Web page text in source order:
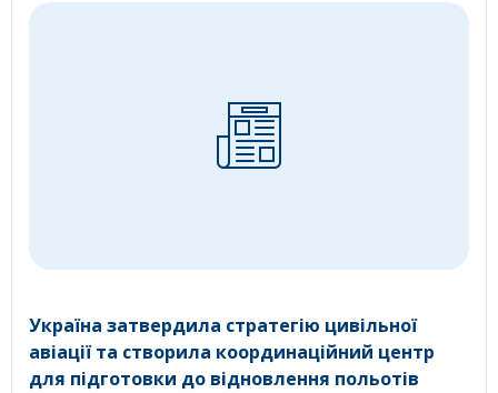
Україна затвердила стратегію цивільної
авіації та створила координаційний центр
для підготовки до відновлення польотів